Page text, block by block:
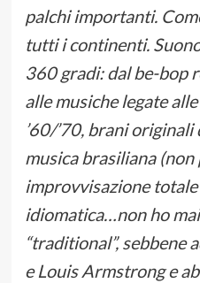
palchi importanti.
tutti i continenti.
360 gradi: dal be-bop
alle musiche legate
’60/’70, brani
musica brasiliana
improvvisazione
idiomatica…non ho
“traditional”, sebbene
e Louis Armstrong e